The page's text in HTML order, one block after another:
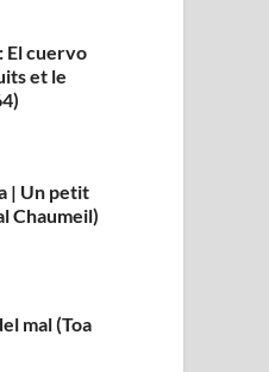
El cuervo
et le
| Un petit
Chaumeil)
mal (Toa